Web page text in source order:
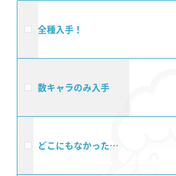
全種入手！
数キャラのみ入手
どこにもなかった…